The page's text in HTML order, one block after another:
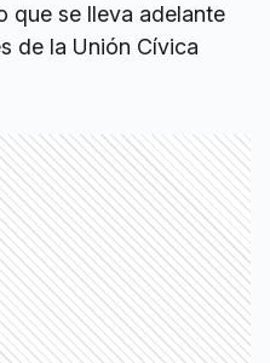
que se lleva adelante
de la Unión Cívica